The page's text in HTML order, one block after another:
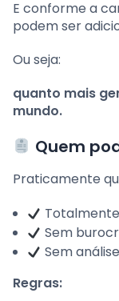
E conforme a
podem ser
Ou seja:
quanto mais
mundo.
Quem
Praticamente
Sem
Sem
Regras: